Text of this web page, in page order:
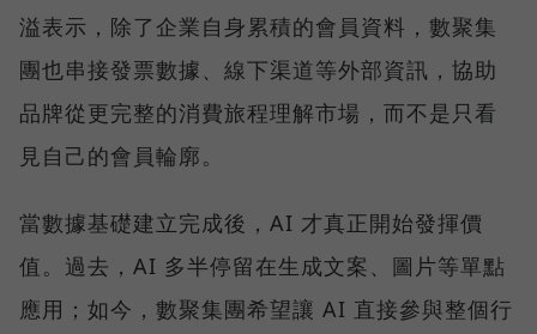
溢表示，除了企業自身累積的會員資料，數聚集
團也串接發票數據、線下渠道等外部資訊，協助
品牌從更完整的消費旅程理解市場，而不是只看
見自己的會員輪廓。
當數據基礎建立完成後，AI 才真正開始發揮價
值。過去，AI 多半停留在生成文案、圖片等單點
應用；如今，數聚集團希望讓 AI 直接參與整個行